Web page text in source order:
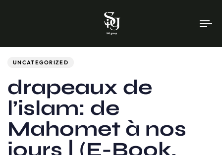
UNCATEGORIZED
drapeaux de
l’islam: de
Mahomet à nos
jours | (E-Book,